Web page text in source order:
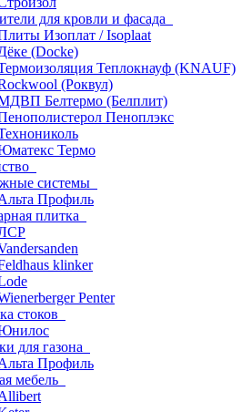
для кровли и фасада
Изоплат / Isoplaat
(Docke)
Теплокнауф (KNAUF)
(Роквул)
Белтермо (Белплит)
Пеноплэкс
Термо
системы
Профиль
плитка
klinker
Penter
стоков
для газона
Профиль
мебель